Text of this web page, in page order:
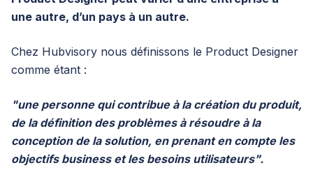
une autre, d’un pays à un autre.
Chez Hubvisory nous définissons le Product Designer
comme étant :
"une personne qui contribue à la création du produit,
de la définition des problèmes à résoudre à la
conception de la solution, en prenant en compte les
objectifs business et les besoins utilisateurs".